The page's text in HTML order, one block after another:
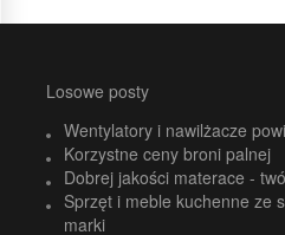
Losowe posty
Wentylatory i nawilżacze
Korzystne ceny broni palnej
Dobrej jakości materace -
Sprzęt i meble kuchenne ze
marki